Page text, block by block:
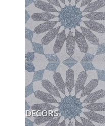
DECORS